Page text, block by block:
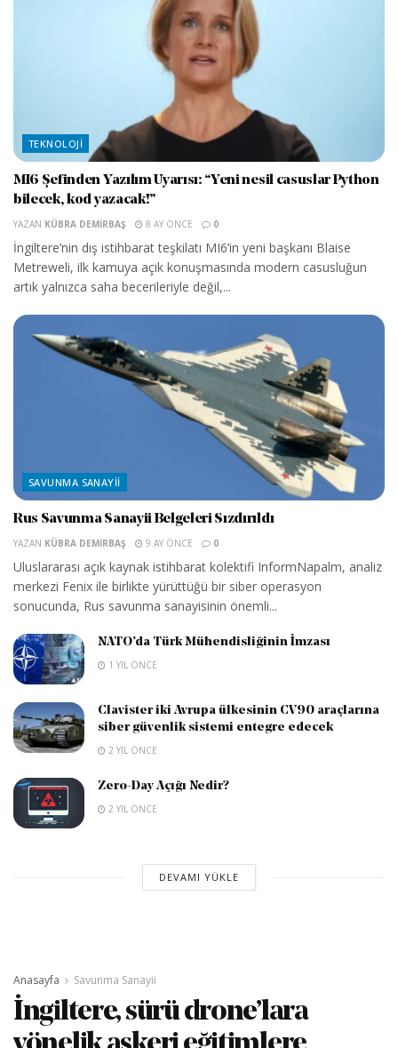
TEKNOLOJI
MI6 Şefinden Yazılım Uyarısı: “Yeni nesil casuslar Python
bilecek, kod yazacak!”
YAZAN KÜBRA DEMIRBAŞ 8 AY ÖNCE 0
İngiltere’nin dış istihbarat teşkilatı MI6’in yeni başkanı Blaise
Metreweli, ilk kamuya açık konuşmasında modern casusluğun
artık yalnızca saha becerileriyle değil,...
SAVUNMA SANAYII
Rus Savunma Sanayii Belgeleri Sızdırıldı
YAZAN KÜBRA DEMIRBAŞ 9 AY ÖNCE 0
Uluslararası açık kaynak istihbarat kolektifi InformNapalm, analiz
merkezi Fenix ile birlikte yürüttüğü bir siber operasyon
sonucunda, Rus savunma sanayisinin önemli...
NATO’da Türk Mühendisliğinin İmzası
1 YIL ÖNCE
Clavister iki Avrupa ülkesinin CV90 araçlarına
siber güvenlik sistemi entegre edecek
2 YIL ÖNCE
Zero-Day Açığı Nedir?
2 YIL ÖNCE
DEVAMI YÜKLE
Anasayfa Savunma Sanayii
İngiltere, sürü drone’lara